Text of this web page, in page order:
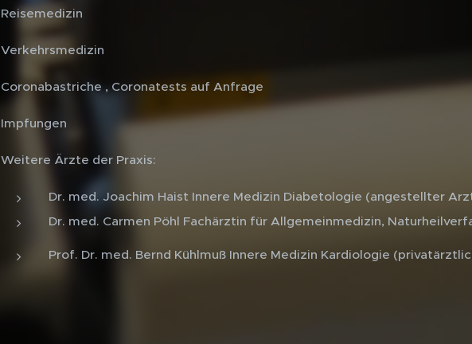
Reisemedizin
Verkehrsmedizin
Coronabastriche , Coronatests auf Anfrage
Impfungen
Weitere Ärzte der Praxis:
Dr. med. Joachim Haist Innere Medizin Diabetologie (angestellter
Dr. med. Carmen Pöhl Fachärztin für Allgemeinmedizin,
Prof. Dr. med. Bernd Kühlmuß Innere Medizin Kardiologie